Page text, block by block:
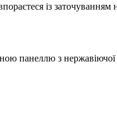
із
панеллю з